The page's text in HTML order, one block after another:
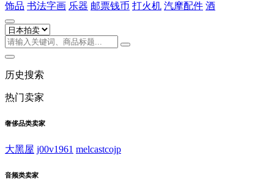
饰品 书法字画 乐器 邮票钱币 打火机 汽摩配件 酒
历史搜索
热门卖家
奢侈品类卖家
大黑屋 j00v1961 melcastcojp
音频类卖家